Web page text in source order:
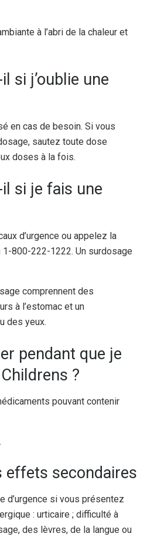
à l’abri de la chaleur et
si j’oublie une
en cas de besoin. Si vous
sautez toute dose
doses à la fois.
si je fais une
d’urgence ou appelez la
1-800-222-1222. Un surdosage
comprennent des
à l’estomac et un
des yeux.
pendant que je
?
pouvant contenir
effets secondaires
d’urgence si vous présentez
: urticaire ; difficulté à
des lèvres, de la langue ou